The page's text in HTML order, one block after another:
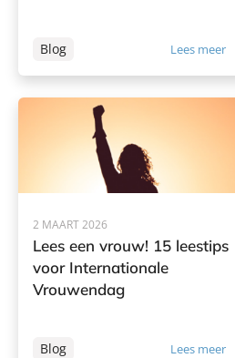
Blog Lees meer
2 MAART 2026
Lees een vrouw! 15 leestips
voor Internationale
Vrouwendag
Blog Lees meer